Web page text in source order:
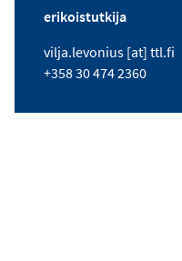
erikoistutkija
s
ä
k
vilja.levonius [at] ttl.fi
Puhelin
+358 30 474 2360